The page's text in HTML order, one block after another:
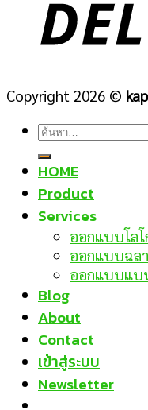
Copyright 2026 ©
ค้นหา:
HOME
Product
Services
ออกแบบโลโ
ออกแบบฉล
ออกแบบแบ
Blog
About
Contact
เข้าสู่ระบบ
Newsletter